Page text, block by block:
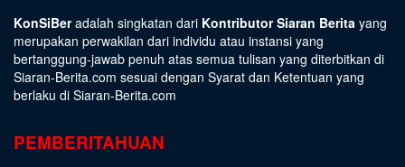
KonSiBeradalah singkatan dari Kontributor Siaran Berita yang
merupakan perwakilan dari individu atau instansi yang
bertanggung-jawab penuh atas semua tulisan yang diterbitkan di
Siaran-Berita.com sesuai dengan Syarat dan Ketentuan yang
berlaku di Siaran-Berita.com
PEMBERITAHUAN